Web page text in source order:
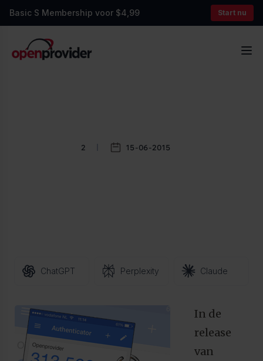
Basic S Membership voor $4,99 Start nu
OpenProvider
2 15-06-2015
ChatGPT Perplexity Claude
In de
release
van